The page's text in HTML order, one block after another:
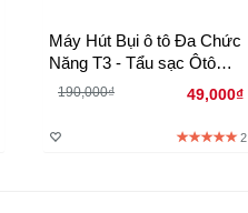
Máy Hút Bụi ô tô Đa Chức
Năng T3 - Tẩu sạc Ôtô
trực tiếp
190,000₫ 49,000₫
2